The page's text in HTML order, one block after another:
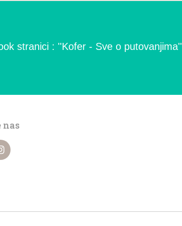
stranici : ''Kofer - Sve o putovanjima''